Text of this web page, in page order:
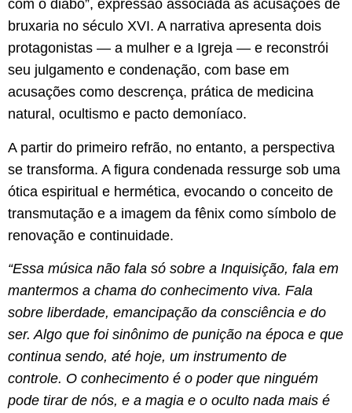
com o diabo”, expressão associada às acusações de
bruxaria no século XVI. A narrativa apresenta dois
protagonistas — a mulher e a Igreja — e reconstrói
seu julgamento e condenação, com base em
acusações como descrença, prática de medicina
natural, ocultismo e pacto demoníaco.
​A partir do primeiro refrão, no entanto, a perspectiva
se transforma. A figura condenada ressurge sob uma
ótica espiritual e hermética, evocando o conceito de
transmutação e a imagem da fênix como símbolo de
renovação e continuidade.
“Essa música não fala só sobre a Inquisição, fala em
mantermos a chama do conhecimento viva. Fala
sobre liberdade, emancipação da consciência e do
ser. Algo que foi sinônimo de punição na época e que
continua sendo, até hoje, um instrumento de
controle. O conhecimento é o poder que ninguém
pode tirar de nós, e a magia e o oculto nada mais é